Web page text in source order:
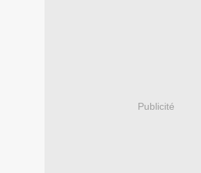
Publicité